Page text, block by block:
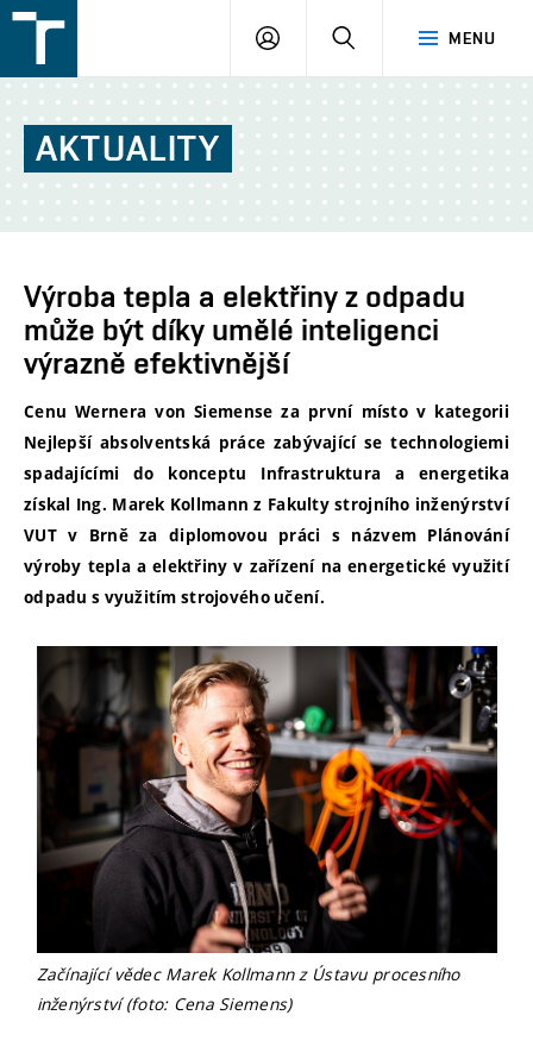
v
Brně
MENU
PŘIHLÁŠENÍ
AKTUALITY
Výroba tepla a elektřiny z odpadu
může být díky umělé inteligenci
výrazně efektivnější
Cenu Wernera von Siemense za první místo v kategorii
Nejlepší absolventská práce zabývající se technologiemi
spadajícími do konceptu Infrastruktura a energetika
získal Ing. Marek Kollmann z Fakulty strojního inženýrství
VUT v Brně za diplomovou práci s názvem Plánování
výroby tepla a elektřiny v zařízení na energetické využití
odpadu s využitím strojového učení.
Začínající vědec Marek Kollmann z Ústavu procesního
inženýrství (foto: Cena Siemens)